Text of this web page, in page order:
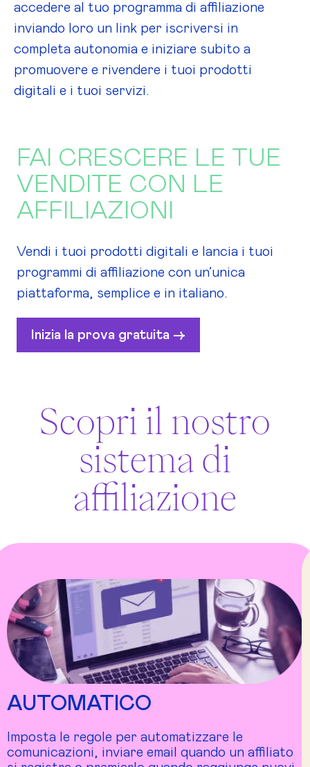
accedere al tuo programma di affiliazione
inviando loro un link per iscriversi in
completa autonomia e iniziare subito a
promuovere e rivendere i tuoi prodotti
digitali e i tuoi servizi.
FAI CRESCERE LE TUE
VENDITE CON LE
AFFILIAZIONI
Vendi i tuoi prodotti digitali e lancia i tuoi
programmi di affiliazione con un’unica
piattaforma, semplice e in italiano.
Inizia la prova gratuita ->
Scopri il nostro
sistema di
affiliazione
AUTOMATICO
Imposta le regole per automatizzare le
comunicazioni, inviare email quando un affiliato